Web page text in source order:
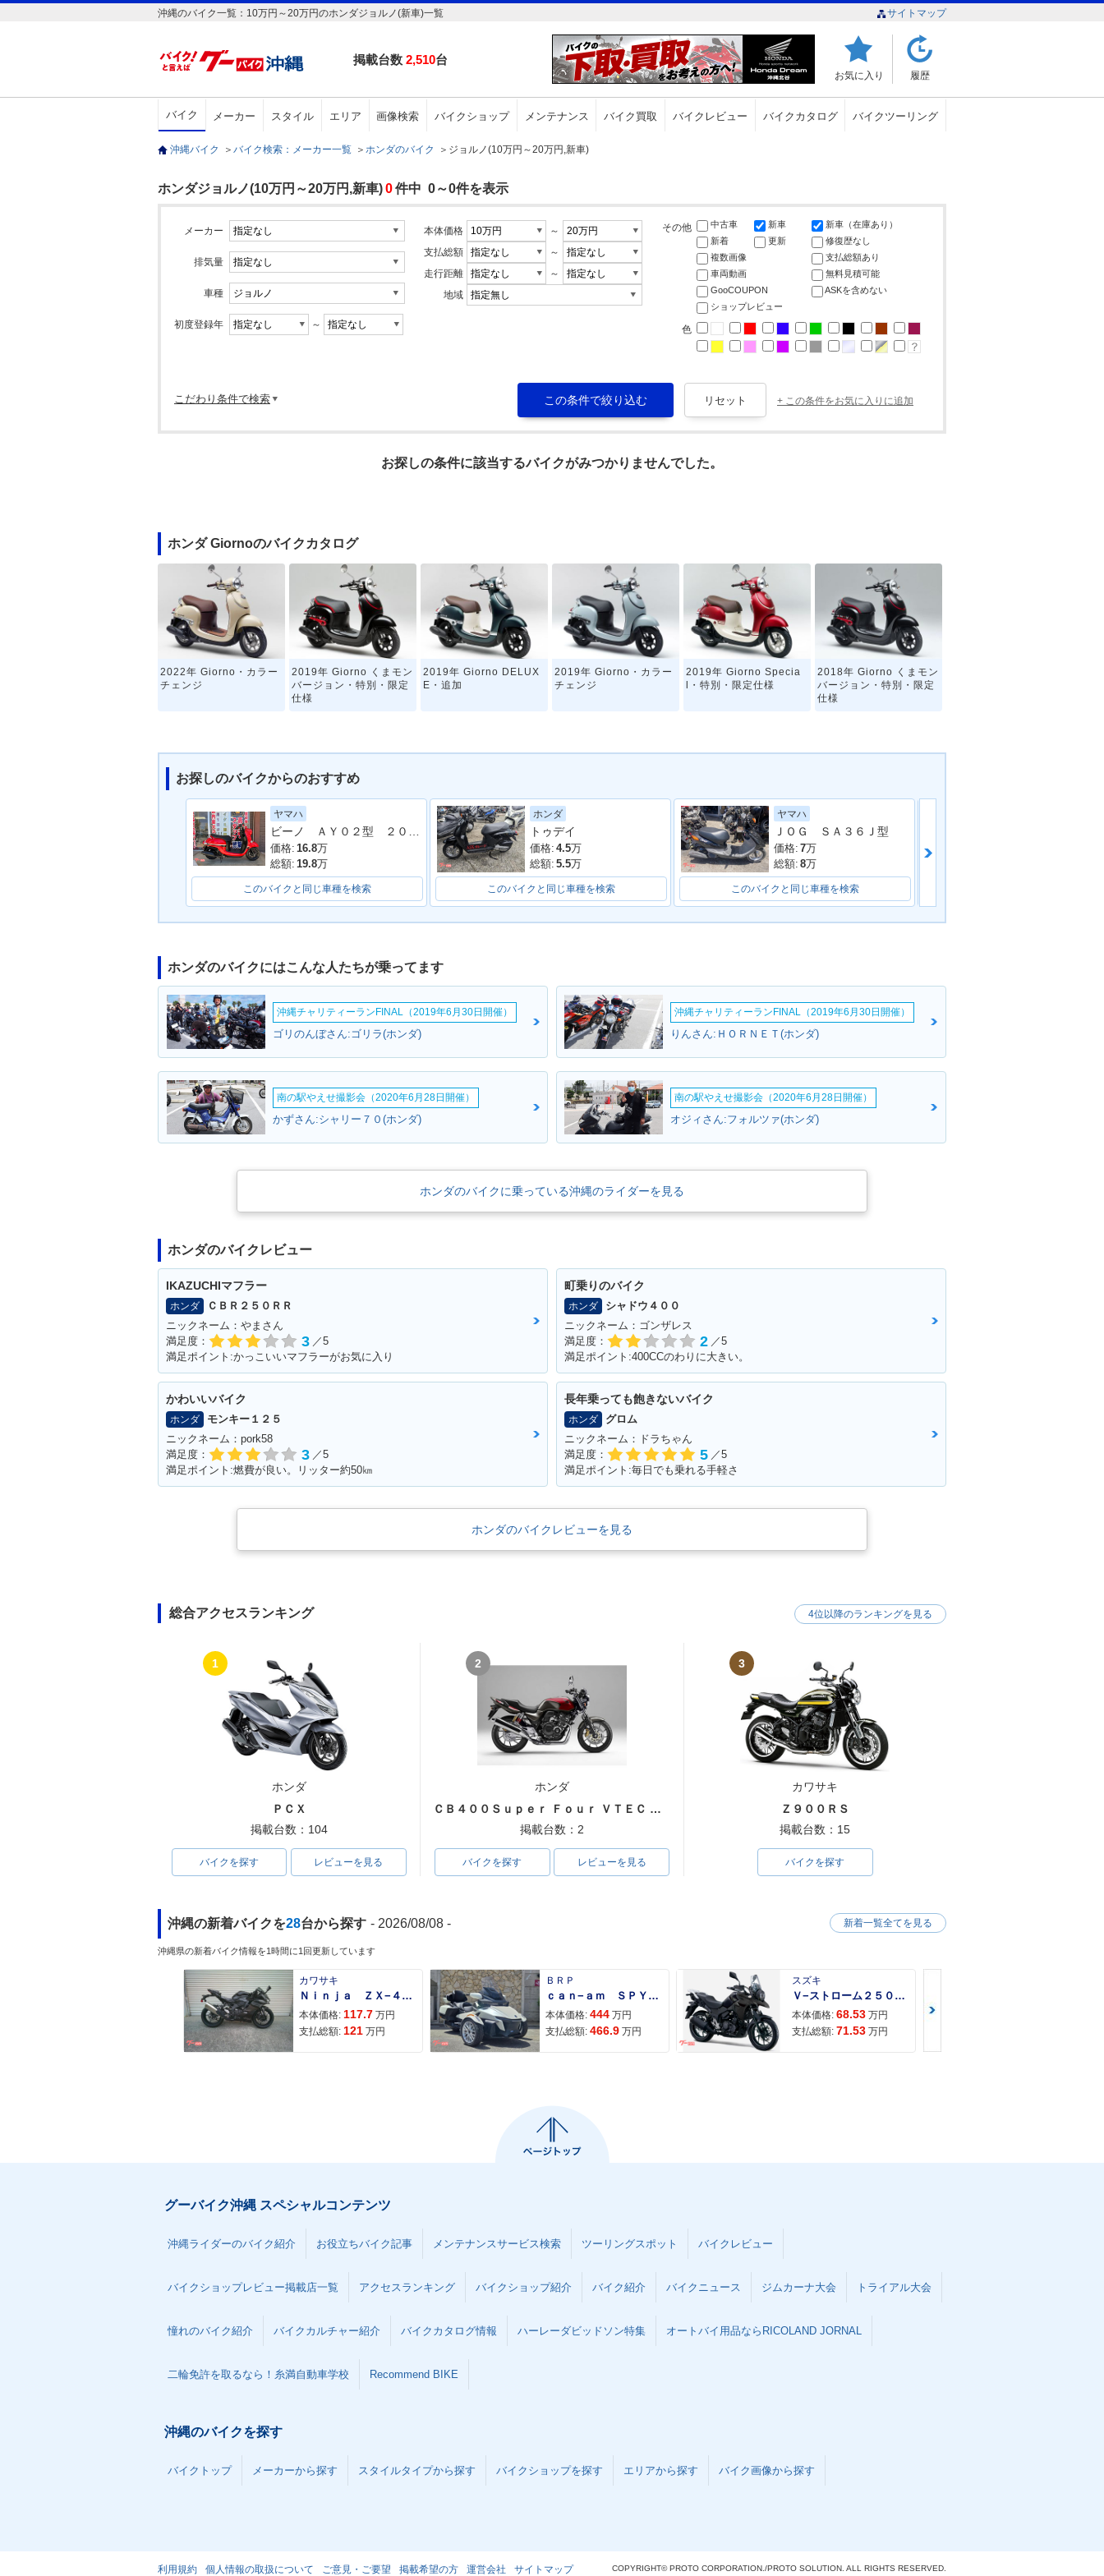
沖縄のバイク一覧：10万円～20万円のホンダジョルノ(新車)一覧 サイトマップ
掲載台数 2,510台
お気に入り 履歴
バイク メーカー スタイル エリア 画像検索 バイクショップ メンテナンス バイク買取 バイクレビュー バイクカタログ バイクツーリング
沖縄バイク ＞ バイク検索：メーカー一覧 ＞ ホンダのバイク ＞ ジョルノ(10万円～20万円,新車)
ホンダジョルノ(10万円～20万円,新車)0件中 0～0件を表示
メーカー
排気量
車種
初度登録年 ～
本体価格
～
支払総額
～
走行距離
～
地域
その他 中古車 新車
新車（在庫あり）
新着
更新
修復歴なし
複数画像
支払総額あり
車両動画
無料見積可能
GooCOUPON
ASKを含めない
ショップレビュー
色
こだわり条件で検索 + この条件をお気に入りに追加
お探しの条件に該当するバイクがみつかりませんでした。
ホンダ Giornoのバイクカタログ
2022年 Giorno・カラー
チェンジ
2019年 Giorno くまモン
バージョン・特別・限定
仕様
2019年 Giorno DELUX
E・追加
2019年 Giorno・カラー
チェンジ
2019年 Giorno Specia
l・特別・限定仕様
2018年 Giorno くまモン
バージョン・特別・限定
仕様
2018年 Giorno・マイナ
ーチェンジ
2016年 Giorno くまモン
バージョン・特別・限定
仕様
2015年 Giorno・フルモ
デルチェンジ
2014年 Giorno DELUX
E・カラーチェンジ
2014年 Giorno・カラー
チェンジ
2014年 Giorno DELUX
2014年 Giorno・カラー
チェンジ
Edition・特別・限定仕様
T・追加
2012年 Giorno・カラー
チェンジ
E・特別・限定仕様
1997年 Giorno DELUX
1997年 Giorno・カラー
1997年 Giorno Specia
1997年 Giorno Specia
1996年 Giorno DELUX
1996年 Giorno・カラー
1996年 Giorno Specia
l・追加
1995年 Giorno・追加
1992年 Giorno・新登場
お探しのバイクからのおすすめ
ヤマハ
価格: 16.8万
総額: 19.8万
このバイクと同じ車種を検索
ホンダ
トゥデイ
価格: 4.5万
総額: 5.5万
このバイクと同じ車種を検索
ヤマハ
ＪＯＧ ＳＡ３６Ｊ型
価格: 7万
総額: 8万
このバイクと同じ車種を検索
ホンダのバイクにはこんな人たちが乗ってます
沖縄チャリティーランFINAL（2019年6月30日開催）
ゴリのんぼさん:ゴリラ(ホンダ)
沖縄チャリティーランFINAL（2019年6月30日開催）
りんさん:ＨＯＲＮＥＴ(ホンダ)
南の駅やえせ撮影会（2020年6月28日開催）
かずさん:シャリー７０(ホンダ)
南の駅やえせ撮影会（2020年6月28日開催）
オジィさん:フォルツァ(ホンダ)
ホンダのバイクに乗っている沖縄のライダーを見る
ホンダのバイクレビュー
IKAZUCHIマフラー
ホンダ
ＣＢＲ２５０ＲＲ
ニックネーム：やまさん
満足度：
3 ／5
満足ポイント:かっこいいマフラーがお気に入り
町乗りのバイク
ホンダ
シャドウ４００
ニックネーム：ゴンザレス
満足度：
2 ／5
満足ポイント:400CCのわりに大きい。
かわいいバイク
ホンダ
モンキー１２５
ニックネーム：pork58
満足度：
3 ／5
満足ポイント:燃費が良い。リッター約50㎞
長年乗っても飽きないバイク
ホンダ
グロム
ニックネーム：ドラちゃん
満足度：
5 ／5
満足ポイント:毎日でも乗れる手軽さ
ホンダのバイクレビューを見る
総合アクセスランキング
1
ホンダ
ＰＣＸ
掲載台数：104
バイクを探す レビューを見る
2
ホンダ
ＣＢ４００Ｓｕｐｅｒ Ｆｏｕｒ ＶＴＥＣ ＳＰＥＣ３
掲載台数：2
バイクを探す レビューを見る
3
カワサキ
Ｚ９００ＲＳ
掲載台数：15
バイクを探す
4位以降のランキングを見る
沖縄の新着バイクを28台から探す - 2026/08/08 -
沖縄県の新着バイク情報を1時間に1回更新しています
カワサキ
Ｎｉｎｊａ ＺＸ−４Ｒ ＳＥ
本体価格: 117.7 万円
支払総額: 121 万円
ＢＲＰ
ｃａｎ−ａｍ ＳＰＹＤＥＲ ＲＴ ＬＩＭＩＴＥＤ
本体価格: 444 万円
支払総額: 466.9 万円
スズキ
Ｖ−ストローム２５０ ２６年モデル 水冷２気筒エンジン ＬＥＤヘッドライト標準装備
本体価格: 68.53 万円
支払総額: 71.53 万円
新着一覧全てを見る
グーバイク沖縄 スペシャルコンテンツ
沖縄ライダーのバイク紹介 お役立ちバイク記事 メンテナンスサービス検索 ツーリングスポット バイクレビュー
バイクショップレビュー掲載店一覧 アクセスランキング バイクショップ紹介 バイク紹介 バイクニュース ジムカーナ大会 トライアル大会
憧れのバイク紹介 バイクカルチャー紹介 バイクカタログ情報 ハーレーダビッドソン特集 オートバイ用品ならRICOLAND JORNAL
二輪免許を取るなら！糸満自動車学校 Recommend BIKE
沖縄のバイクを探す
バイクトップ メーカーから探す スタイルタイプから探す バイクショップを探す エリアから探す バイク画像から探す
利用規約 個人情報の取扱について ご意見・ご要望 掲載希望の方 運営会社 サイトマップ COPYRIGHT© PROTO CORPORATION./PROTO SOLUTION. ALL RIGHTS RESERVED.